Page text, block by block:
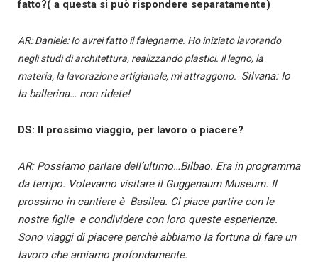
fatto?( a questa si può rispondere separatamente)
AR: Daniele: Io avrei fatto il falegname. Ho iniziato lavorando
negli studi di architettura, realizzando plastici. il legno, la
materia, la lavorazione artigianale, mi attraggono. Silvana: Io
la ballerina… non ridete!
DS: Il prossimo viaggio, per lavoro o piacere?
AR: Possiamo parlare dell’ultimo…Bilbao. Era in programma
da tempo. Volevamo visitare il Guggenaum Museum. Il
prossimo in cantiere è Basilea. Ci piace partire con le
nostre figlie e condividere con loro queste esperienze.
Sono viaggi di piacere perchè abbiamo la fortuna di fare un
lavoro che amiamo profondamente.